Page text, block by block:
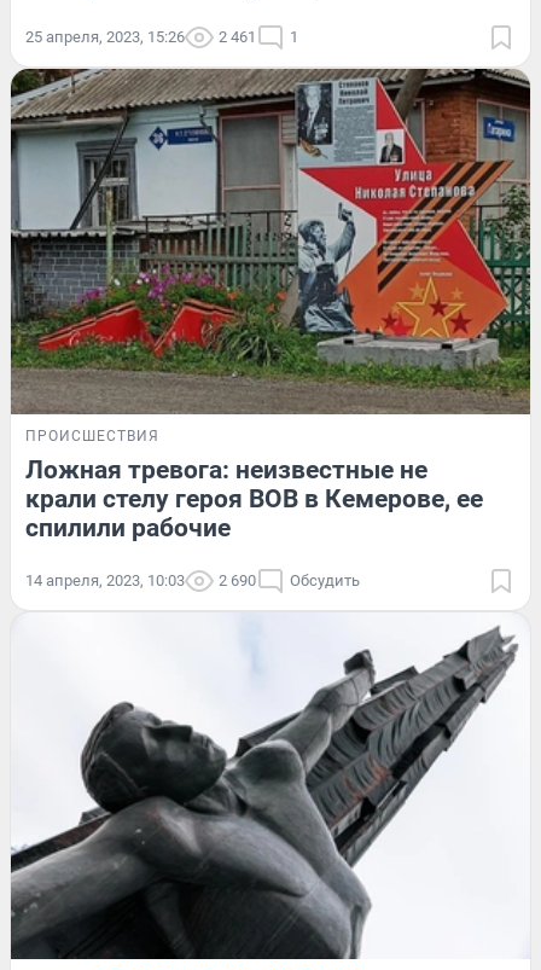
25 апреля, 2023, 15:26 2 461 1
ПРОИСШЕСТВИЯ
Ложная тревога: неизвестные не
крали стелу героя ВОВ в Кемерове, ее
спилили рабочие
14 апреля, 2023, 10:03 2 690 Обсудить